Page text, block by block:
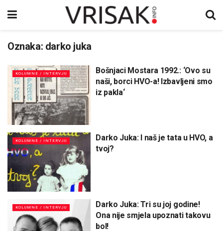
Oznaka: darko juka
KOLUMNE / INTERVJU
Bošnjaci Mostara 1992.: ‘Ovo su
naši, borci HVO-a! Izbavljeni smo
iz pakla‘
KOLUMNE / INTERVJU
Darko Juka: I naš je tata u HVO, a
tvoj?
KOLUMNE / INTERVJU
Darko Juka: Tri su joj godine!
Ona nije smjela upoznati takovu
bol!